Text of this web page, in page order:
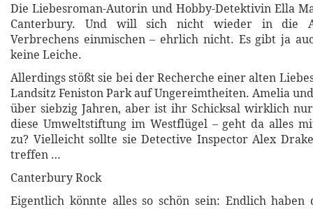
Die Liebesroman-Autorin und Hobby-Detektivin Ella
Canterbury. Und will sich nicht wieder in die
Verbrechens einmischen – ehrlich nicht. Es gibt ja
keine Leiche.
Allerdings stößt sie bei der Recherche einer alten
Landsitz Feniston Park auf Ungereimtheiten. Amelia
über siebzig Jahren, aber ist ihr Schicksal wirklich nur
diese Umweltstiftung im Westflügel – geht da alles
zu? Vielleicht sollte sie Detective Inspector Alex
treffen …
Canterbury Rock
Eigentlich könnte alles so schön sein: Endlich haben